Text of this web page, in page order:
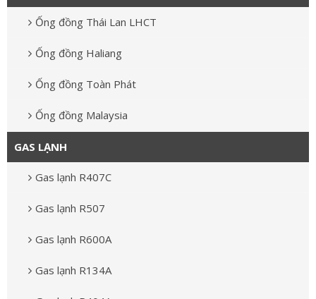
Ống đồng Thái Lan LHCT
Ống đồng Haliang
Ống đồng Toàn Phát
Ống đồng Malaysia
GAS LẠNH
Gas lạnh R407C
Gas lạnh R507
Gas lạnh R600A
Gas lạnh R134A